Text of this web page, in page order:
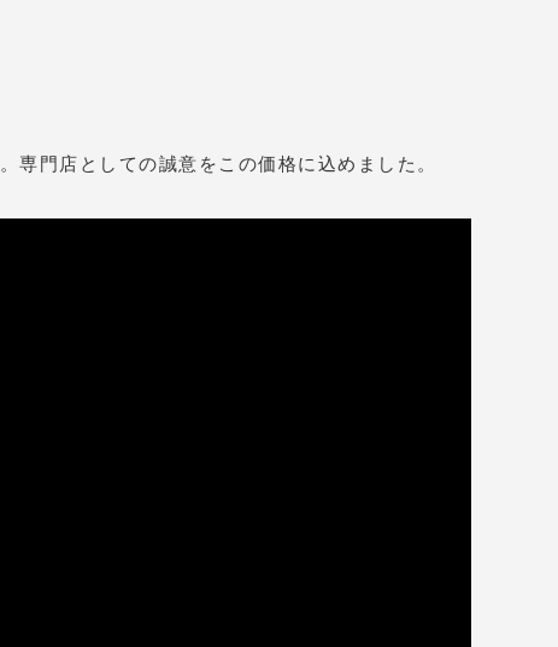
。専門店としての誠意をこの価格に込めました。